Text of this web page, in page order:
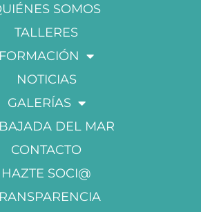
SOMOS
TALLERES
FORMACIÓN
NOTICIAS
GALERÍAS
DEL MAR
CONTACTO
HAZTE SOCI@